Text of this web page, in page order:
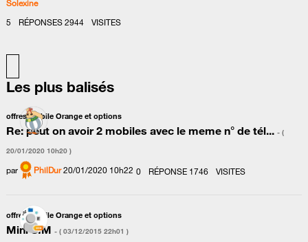
Solexine
5
RÉPONSES2944 VISITES
Les plus balisés
offres mobile Orange et options
Re: peut on avoir 2 mobiles avec le meme n° de tél... - (
‎20/01/2020 10h20 )
par PhilDur‎20/01/2020 10h22 0 RÉPONSE 1746 VISITES
offres mobile Orange et options
Mini SIM - ( ‎03/12/2015 22h01 )